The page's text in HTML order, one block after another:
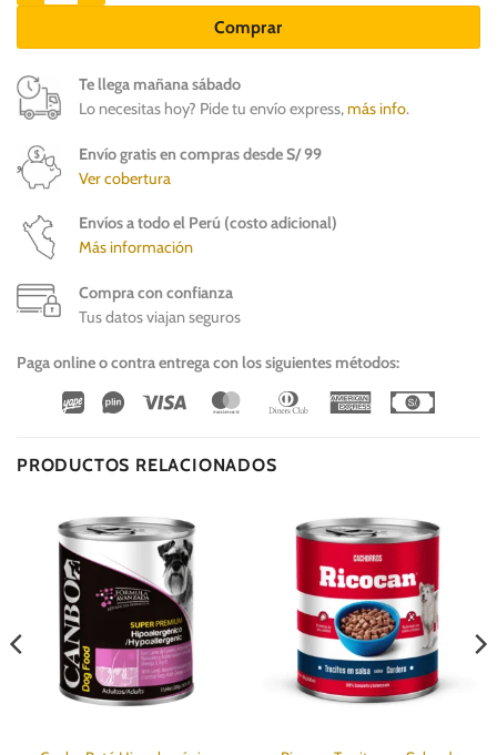
Comprar
Te llega mañana sábado
Lo necesitas hoy? Pide tu envío express,más info.
Envío gratis en compras desde S/ 99
Ver cobertura
Envíos a todo el Perú (costo adicional)
Más información
Compra con confianza
Tus datos viajan seguros
Paga online o contra entrega con los siguientes métodos:
Wirecard
Vipps Visa MasterCardDinners
American
PRODUCTOS RELACIONADOS